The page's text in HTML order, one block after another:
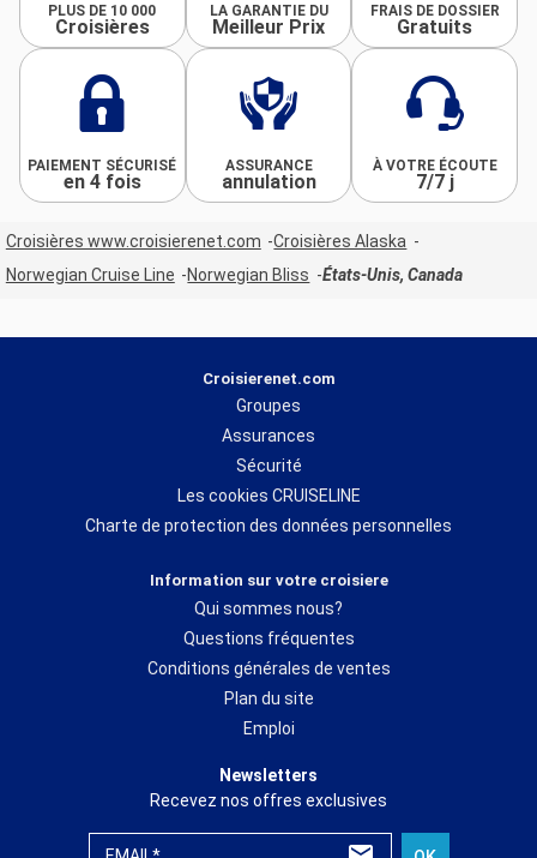
PLUS DE 10 000
Croisières
LA GARANTIE DU
Meilleur Prix
FRAIS DE DOSSIER
Gratuits
PAIEMENT SÉCURISÉ
en 4 fois
ASSURANCE
annulation
À VOTRE ÉCOUTE
7/7 j
Croisières www.croisierenet.com
Croisières Alaska
Norwegian Cruise Line
Norwegian Bliss États-Unis, Canada
Croisierenet.com
Groupes
Assurances
Sécurité
Les cookies CRUISELINE
Charte de protection des données personnelles
Information sur votre croisiere
Qui sommes nous?
Questions fréquentes
Conditions générales de ventes
Plan du site
Emploi
Newsletters
Recevez nos offres exclusives